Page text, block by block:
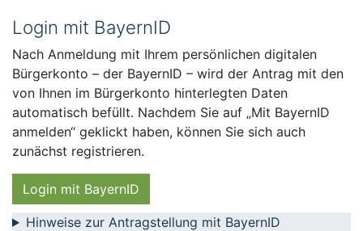
Login mit BayernID
Nach Anmeldung mit Ihrem persönlichen digitalen
Bürgerkonto – der BayernID – wird der Antrag mit den
von Ihnen im Bürgerkonto hinterlegten Daten
automatisch befüllt. Nachdem Sie auf „Mit BayernID
anmelden“ geklickt haben, können Sie sich auch
zunächst registrieren.
Login mit BayernID
Hinweise zur Antragstellung mit BayernID